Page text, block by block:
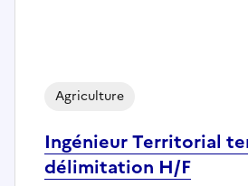
Ingénieur Territorial
délimitation H/F
Agriculture